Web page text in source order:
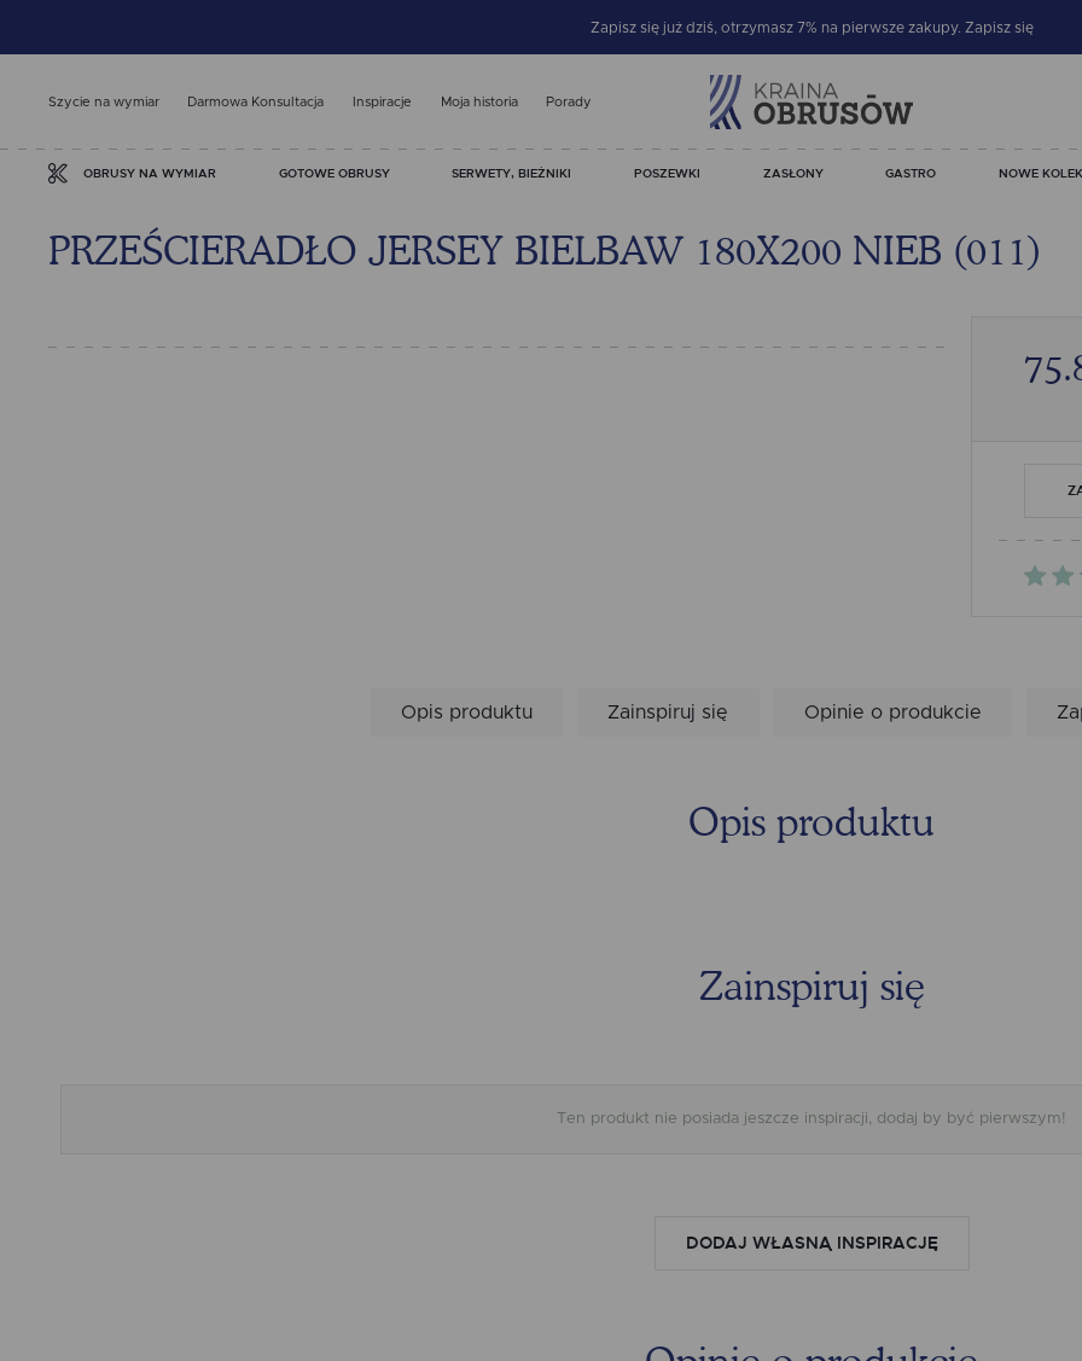
Zapisz się już dziś, otrzymasz 7% na pierwsze zakupy. Zapisz się
Szycie na wymiar Darmowa Konsultacja Inspiracje Moja historia Porady
OBRUSY NA WYMIAR GOTOWE OBRUSY SERWETY, BIEŻNIKI POSZEWKI ZASŁONY GASTRO NOWE
PRZEŚCIERADŁO JERSEY BIELBAW 180X200 NIEB (011)
Opis produktu Zainspiruj się Opinie o produkcie
Opis produktu
Zainspiruj się
Ten produkt nie posiada jeszcze inspiracji, dodaj by być pierwszym!
DODAJ WŁASNĄ INSPIRACJĘ